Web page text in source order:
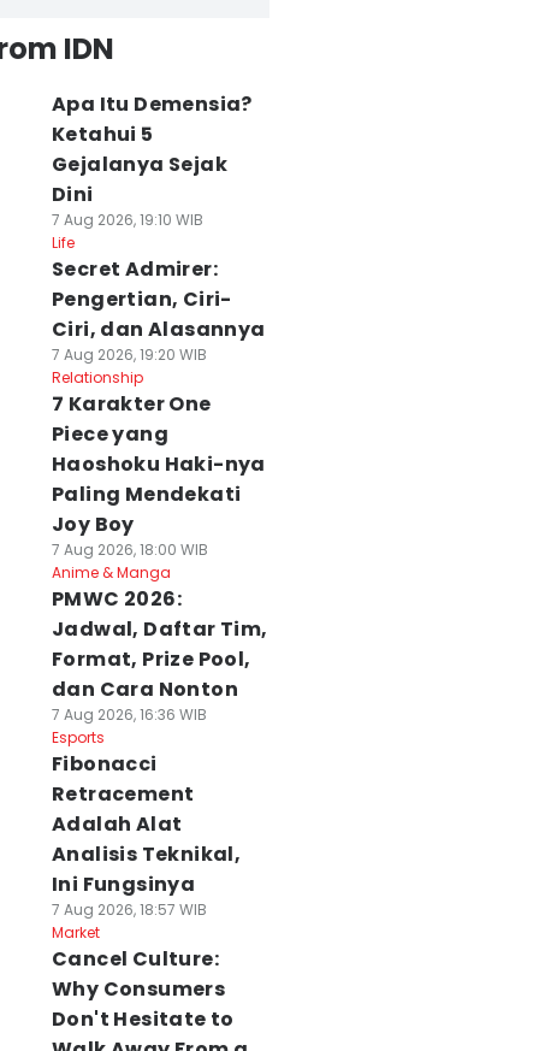
IDN
Apa Itu Demensia?
Ketahui 5
Gejalanya Sejak
Dini
7 Aug 2026, 19:10 WIB
Life
Secret Admirer:
Pengertian, Ciri-
Ciri, dan Alasannya
7 Aug 2026, 19:20 WIB
Relationship
7 Karakter One
Piece yang
Haoshoku Haki-nya
Paling Mendekati
Joy Boy
7 Aug 2026, 18:00 WIB
Anime & Manga
PMWC 2026:
Jadwal, Daftar Tim,
Format, Prize Pool,
dan Cara Nonton
7 Aug 2026, 16:36 WIB
Esports
Fibonacci
Retracement
Adalah Alat
Analisis Teknikal,
Ini Fungsinya
7 Aug 2026, 18:57 WIB
Market
Cancel Culture:
Why Consumers
Don't Hesitate to